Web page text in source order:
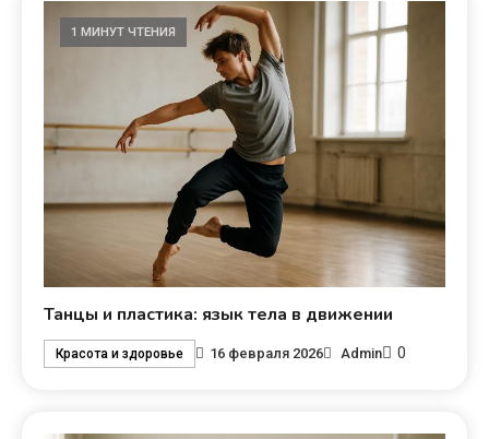
1 МИНУТ ЧТЕНИЯ
Танцы и пластика: язык тела в движении
Красота и здоровье 16 февраля 2026 Admin 0